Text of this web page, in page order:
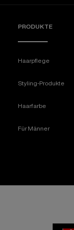
PRODUKTE
Haarpflege
Styling-Produkte
Haarfarbe
Für Männer